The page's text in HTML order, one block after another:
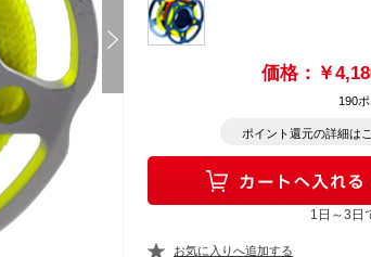
価格： ￥
190
ポイント還元の詳細は
1日～3日
お気に入りへ追加する